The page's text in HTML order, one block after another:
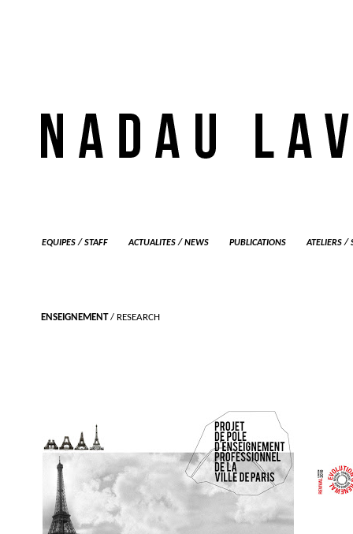
EQUIPES / STAFF ACTUALITES / NEWS PUBLICATIONS ATELIERS /
ENSEIGNEMENT/ RESEARCH